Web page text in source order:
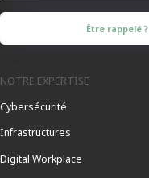
Être rappelé ?
NOTRE EXPERTISE
Cybersécurité
Infrastructures
Digital Workplace